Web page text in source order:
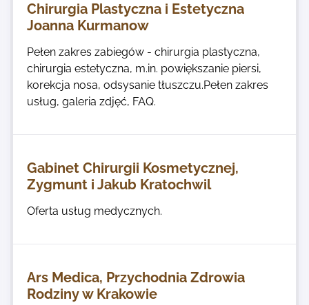
Chirurgia Plastyczna i Estetyczna
Joanna Kurmanow
Pełen zakres zabiegów - chirurgia plastyczna,
chirurgia estetyczna, m.in. powiększanie piersi,
korekcja nosa, odsysanie tłuszczu.Pełen zakres
usług, galeria zdjęć, FAQ.
Gabinet Chirurgii Kosmetycznej,
Zygmunt i Jakub Kratochwil
Oferta usług medycznych.
Ars Medica, Przychodnia Zdrowia
Rodziny w Krakowie